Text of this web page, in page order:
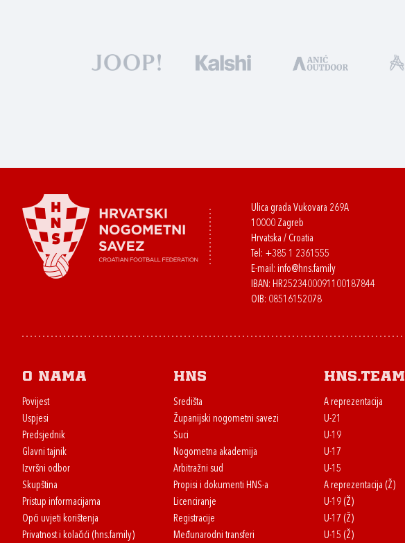
Ulica grada Vukovara 269A
10000 Zagreb
Hrvatska / Croatia
Tel: +385 1 2361555
E-mail: info@hns.family
IBAN: HR2523400091100187844
OIB: 08516152078
O nama
Povijest
Uspjesi
Predsjednik
Glavni tajnik
Izvršni odbor
Skupština
Pristup informacijama
Opći uvjeti korištenja
Privatnost i kolačići (hns.family)
HNS
Središta
Županijski nogometni savezi
Suci
Nogometna akademija
Arbitražni sud
Propisi i dokumenti HNS-a
Licenciranje
Registracije
Međunarodni transferi
HNS.team
A reprezentacija
U-21
U-19
U-17
U-15
A reprezentacija (Ž)
U-19 (Ž)
U-17 (Ž)
U-15 (Ž)